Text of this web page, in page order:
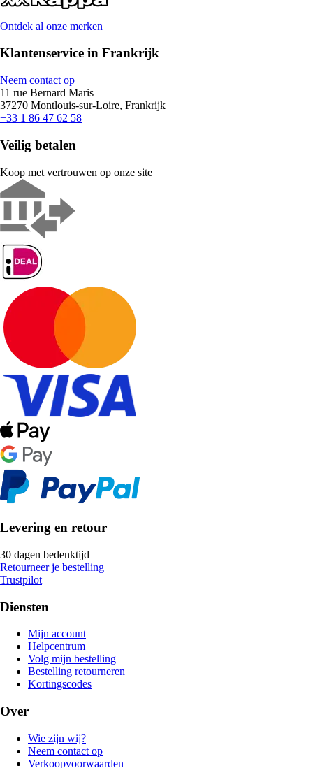
Ontdek al onze merken
Klantenservice in Frankrijk
Neem contact op
11 rue Bernard Maris
37270 Montlouis-sur-Loire, Frankrijk
+33 1 86 47 62 58
Veilig betalen
Koop met vertrouwen op onze site
Levering en retour
30 dagen bedenktijd
Retourneer je bestelling
Trustpilot
Diensten
Mijn account
Helpcentrum
Volg mijn bestelling
Bestelling retourneren
Kortingscodes
Over
Wie zijn wij?
Neem contact op
Verkoopvoorwaarden